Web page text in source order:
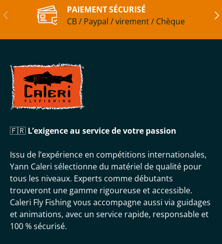
Précédent
PAIEMENT SÉCURISÉ
CB / Paypal / virement / Chèque
🇫🇷 L’exigence au service de votre passion
Issu de l’expérience en compétitions internationales,
Yann Caleri sélectionne du matériel de qualité pour
tous les niveaux. Experts comme débutants
trouveront une gamme rigoureuse et accessible.
Caleri Fly Fishing vous accompagne aussi via guidages
et animations, avec un service rapide, responsable et
100 % sécurisé.